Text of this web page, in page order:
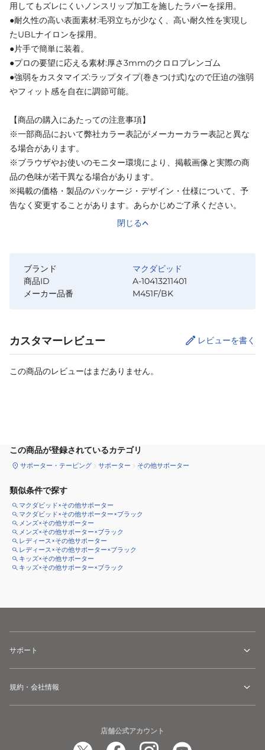
用してもズレにくいノンスリップ加工を施したラバーを採用。
●耐久性の高い表面素材:毛羽立ちが少なく、高い耐久性を実現し
たUBLナイロンを採用。
●片手で簡単に装着。
●プロの要望に応える素材:厚さ3mmのクロロプレンゴム
●強弱をカスタマイズ:ラップタイプ(巻きつけ式)なので圧迫の強弱
やフィット感を自在に調節可能。
【商品の購入にあたっての注意事項】
※一部商品において弊社カラー表記がメーカーカラー表記と異な
る場合があります。
※ブラウザやお使いのモニター環境により、掲載画像と実際の商
品の色味が若干異なる場合があります。
※掲載の価格・製品のパッケージ・デザイン・仕様について、予
告なく変更することがあります。あらかじめご了承ください。
閉じる
ブランド
マクダビッド
商品ID
A-10413211401
メーカー品番
M451F/BK
カスタマーレビュー レビューを書く
この商品のレビューはまだありません。
この商品が登録されているカテゴリ
サポーター・テーピング サポーター その他サポーター
類似条件で探す
マクダビッド×その他サポーター
マクダビッド×その他サポーター×ブラック
メンズ×その他サポーター
メンズ×その他サポーター×ブラック
レディース×その他サポーター
レディース×その他サポーター×ブラック
キッズ×その他サポーター
キッズ×その他サポーター×ブラック
サポート
規約・会社情報
店舗公式アカウント